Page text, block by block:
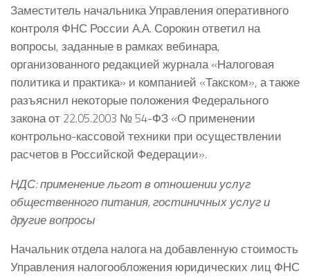
Заместитель начальника Управления оперативного
контроля ФНС России А.А. Сорокин ответил на
вопросы, заданные в рамках вебинара,
организованного редакцией журнала «Налоговая
политика и практика» и компанией «Такском», а также
разъяснил некоторые положения Федерального
закона от 22.05.2003 № 54-ФЗ «О применении
контрольно-кассовой техники при осуществлении
расчетов в Российской Федерации».
НДС: применение льгот в отношении услуг
общественного питания, гостиничных услуг и
другие вопросы
Начальник отдела налога на добавленную стоимость
Управления налогообложения юридических лиц ФНС